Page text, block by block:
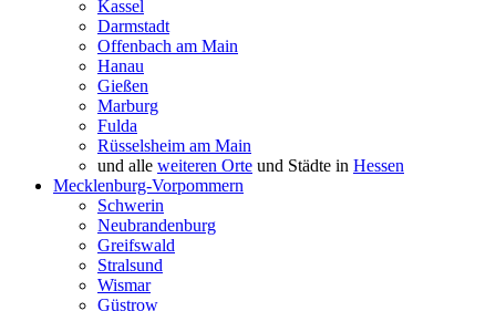
Kassel
Darmstadt
Offenbach am Main
Hanau
Gießen
Marburg
Fulda
Rüsselsheim am Main
und alle weiteren Orte und Städte in Hessen
Mecklenburg-Vorpommern
Schwerin
Neubrandenburg
Greifswald
Stralsund
Wismar
Güstrow